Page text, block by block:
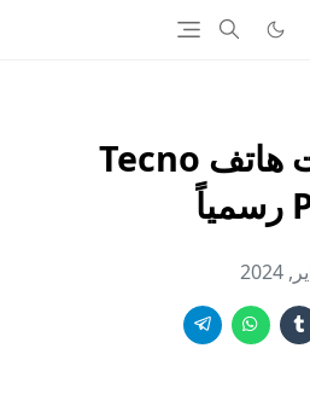
سعر ومواصفات هاتف Tecno